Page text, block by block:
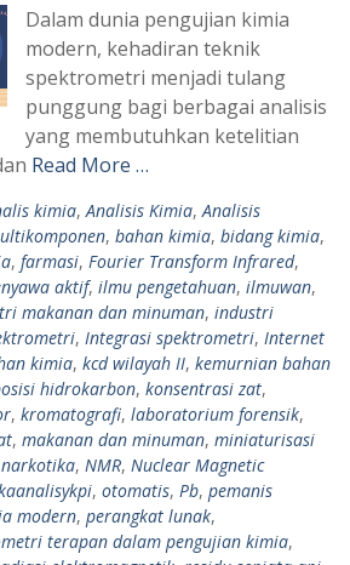
Dalam dunia pengujian kimia
modern, kehadiran teknik
spektrometri menjadi tulang
punggung bagi berbagai analisis
yang membutuhkan ketelitian
Read More …
kimia, Analisis Kimia, Analisis
, bahan kimia, bidang kimia,
, farmasi, Fourier Transform Infrared,
aktif, ilmu pengetahuan, ilmuwan,
makanan dan minuman, industri
, Integrasi spektrometri, Internet
kimia, kcd wilayah II, kemurnian bahan
hidrokarbon, konsentrasi zat,
, kromatografi, laboratorium forensik,
, makanan dan minuman, miniaturisasi
narkotika, NMR, Nuclear Magnetic
, otomatis, Pb, pemanis
modern, perangkat lunak,
terapan dalam pengujian kimia,